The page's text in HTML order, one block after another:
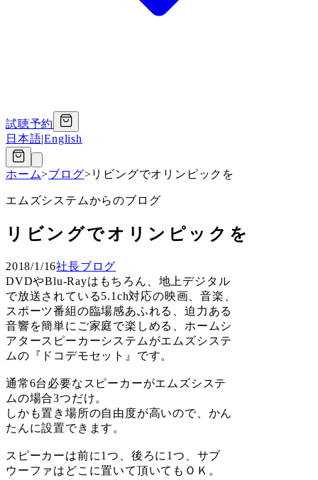
試聴予約
日本語|English
ホーム>ブログ>リビングでオリンピックを
エムズシステムからのブログ
リビングでオリンピックを
2018/1/16社長ブログ
DVDやBlu-Rayはもちろん、地上デジタル
で放送されている5.1ch対応の映画、音楽、
スポーツ番組の臨場感あふれる、迫力ある
音響を簡単にご家庭で楽しめる、ホームシ
アタースピーカーシステムがエムズシステ
ムの『ドコデモセット』です。
通常6台必要なスピーカーがエムズシステ
ムの場合3つだけ。
しかも置き場所の自由度が高いので、かん
たんに設置できます。
スピーカーは前に1つ、後ろに1つ、サブ
ウーファはどこに置いて頂いてもＯＫ。